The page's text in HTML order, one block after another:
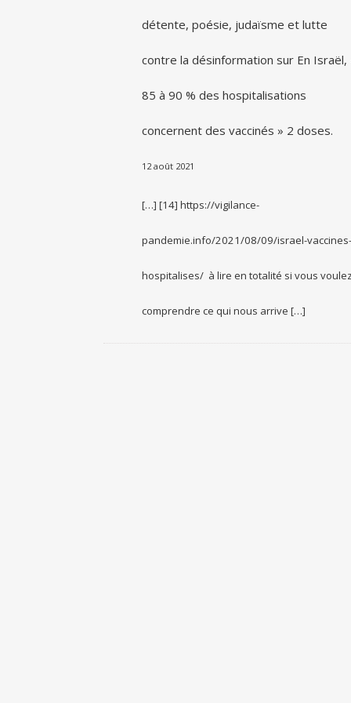
détente, poésie, judaïsme et lutte
contre la désinformation sur En Israël,
85 à 90 % des hospitalisations
concernent des vaccinés » 2 doses.
12 août 2021
[…] [14] https://vigilance-
pandemie.info/2021/08/09/israel-vaccines-
hospitalises/ à lire en totalité si vous voulez
comprendre ce qui nous arrive […]